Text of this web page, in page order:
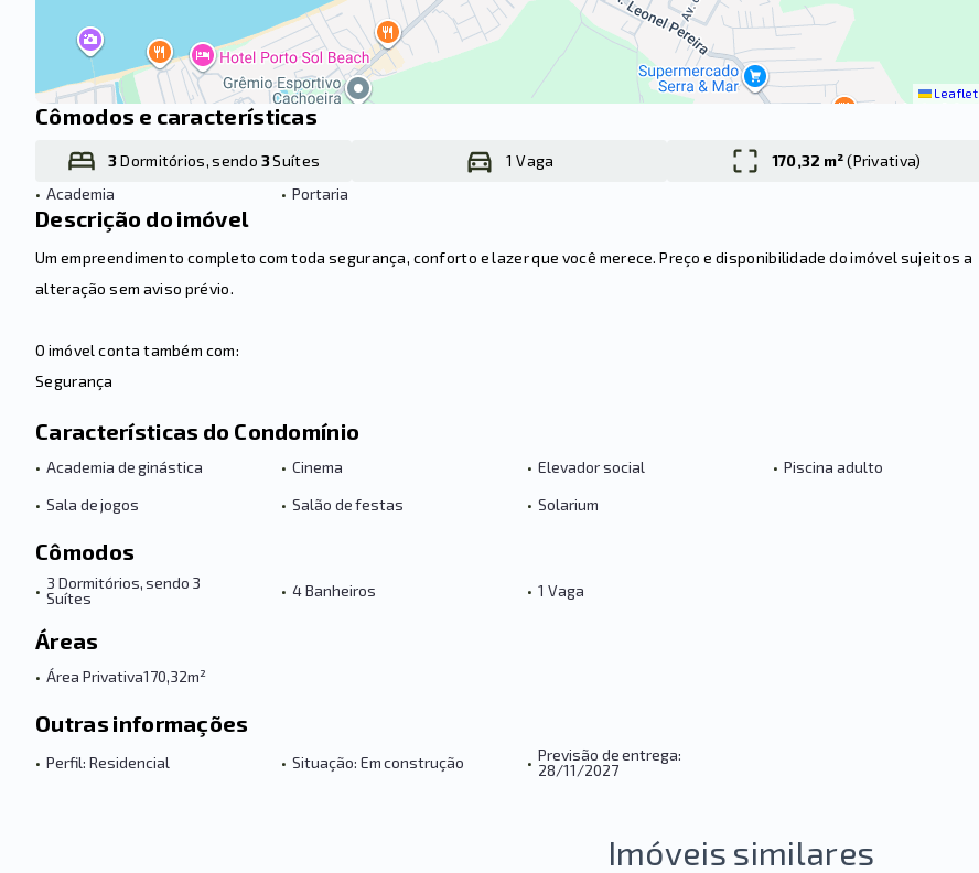
Leaflet
Cômodos e características
3Dormitórios, sendo 3Suítes 1 Vaga 170,32 m²(Privativa)
• Academia • Portaria
Descrição do imóvel
Um empreendimento completo com toda segurança, conforto e lazer que você merece. Preço e disponibilidade do imóvel sujeitos a
alteração sem aviso prévio.
O imóvel conta também com:
Segurança
Características do Condomínio
• Academia de ginástica • Cinema • Elevador social • Piscina adulto
• Sala de jogos • Salão de festas • Solarium
Cômodos
• 3 Dormitórios, sendo 3
Suítes
• 4 Banheiros • 1 Vaga
Áreas
• Área Privativa170,32m²
Outras informações
• Perfil: Residencial • Situação: Em construção • Previsão de entrega:
28/11/2027
Imóveis similares